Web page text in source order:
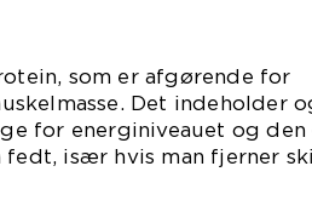
som er afgørende for
Det indeholder
for energiniveauet og den
især hvis man fjerner